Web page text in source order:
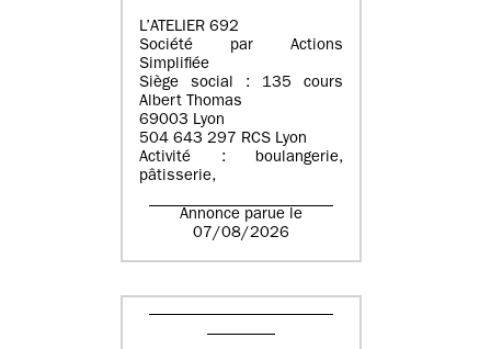
L’ATELIER 692
Société par Actions
Simplifiée
Siège social : 135 cours
Albert Thomas
69003 Lyon
504 643 297 RCS Lyon
Activité : boulangerie,
pâtisserie,
Annonce parue le
07/08/2026